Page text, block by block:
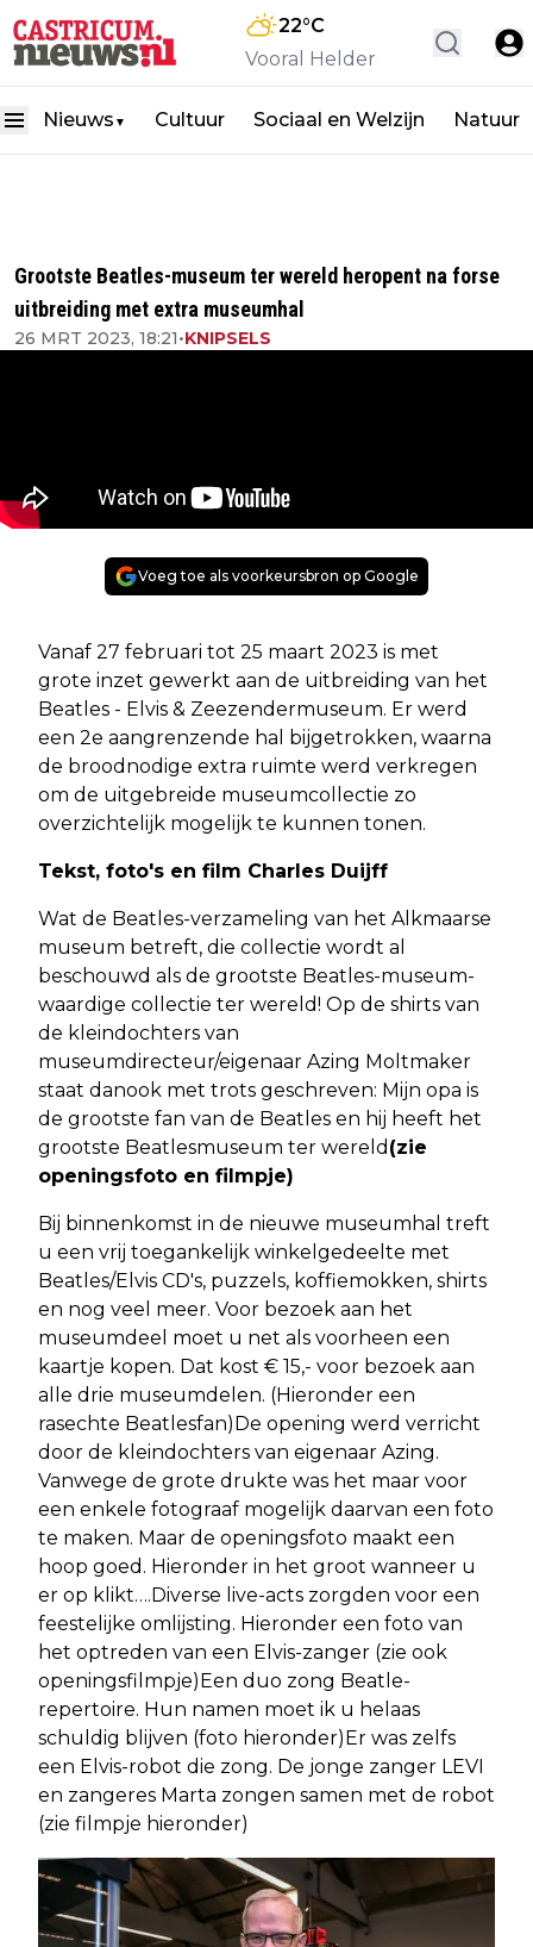
22°C
Vooral Helder
Nieuws ▼ Cultuur Sociaal en Welzijn Natuur
Grootste Beatles-museum ter wereld heropent na forse
uitbreiding met extra museumhal
26 MRT 2023, 18:21•KNIPSELS
Voeg toe als voorkeursbron op Google
Vanaf 27 februari tot 25 maart 2023 is met
grote inzet gewerkt aan de uitbreiding van het
Beatles - Elvis & Zeezendermuseum. Er werd
een 2e aangrenzende hal bijgetrokken, waarna
de broodnodige extra ruimte werd verkregen
om de uitgebreide museumcollectie zo
overzichtelijk mogelijk te kunnen tonen.
Tekst, foto's en film Charles Duijff
Wat de Beatles-verzameling van het Alkmaarse
museum betreft, die collectie wordt al
beschouwd als de grootste Beatles-museum-
waardige collectie ter wereld! Op de shirts van
de kleindochters van
museumdirecteur/eigenaar Azing Moltmaker
staat danook met trots geschreven: Mijn opa is
de grootste fan van de Beatles en hij heeft het
grootste Beatlesmuseum ter wereld (zie
openingsfoto en filmpje)
Bij binnenkomst in de nieuwe museumhal treft
u een vrij toegankelijk winkelgedeelte met
Beatles/Elvis CD's, puzzels, koffiemokken, shirts
en nog veel meer. Voor bezoek aan het
museumdeel moet u net als voorheen een
kaartje kopen. Dat kost € 15,- voor bezoek aan
alle drie museumdelen. (Hieronder een
rasechte Beatlesfan)De opening werd verricht
door de kleindochters van eigenaar Azing.
Vanwege de grote drukte was het maar voor
een enkele fotograaf mogelijk daarvan een foto
te maken. Maar de openingsfoto maakt een
hoop goed. Hieronder in het groot wanneer u
er op klikt….Diverse live-acts zorgden voor een
feestelijke omlijsting. Hieronder een foto van
het optreden van een Elvis-zanger (zie ook
openingsfilmpje)Een duo zong Beatle-
repertoire. Hun namen moet ik u helaas
schuldig blijven (foto hieronder)Er was zelfs
een Elvis-robot die zong. De jonge zanger LEVI
en zangeres Marta zongen samen met de robot
(zie filmpje hieronder)